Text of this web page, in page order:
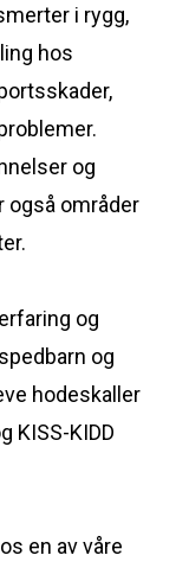
i rygg,
hos
og
også områder
og
og
hodeskaller
KISS-KIDD
en av våre